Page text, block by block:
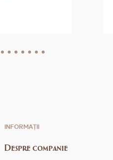
INFORMAȚII
Despre companie